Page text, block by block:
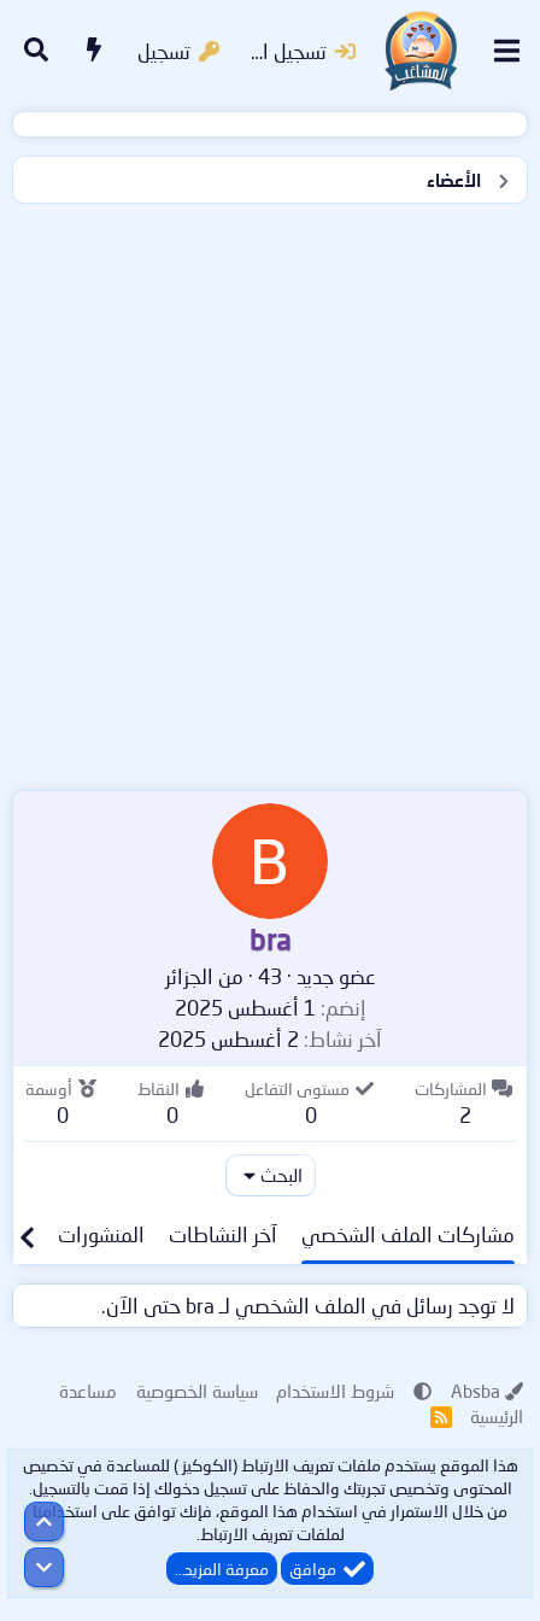
تسجيل الدخول تسجيل
الأعضاء
bra
عضو جديد ·
· من الجزائر
إنضم 1 أغسطس 2025
آخر نشاط 2 أغسطس 2025
المشاركات
2
مستوى التفاعل
0
النقاط
0
أوسمة
0
البحث
مشاركات الملف الشخصي آخر النشاطات المنشورات
لا توجد رسائل في الملف الشخصي لـ bra حتى الآن.
شروط الاستخدام سياسة الخصوصية
مساعدة
الرئيسية
R
هذا الموقع يستخدم ملفات تعريف الارتباط (الكوكيز ) للمساعدة في تخصيص
المحتوى وتخصيص تجربتك والحفاظ على تسجيل دخولك إذا قمت بالتسجيل.
من خلال الاستمرار في استخدام هذا الموقع، فإنك توافق على استخدامنا
لملفات تعريف الارتباط.
موافق
معرفة المزيد…
أعلى